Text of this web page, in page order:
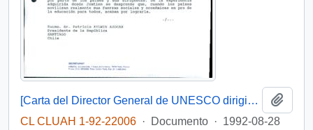
[Carta del Director General de UNESCO dirigida al Presidente Patricio Aylwin]
CL CLUAH 1-92-22006 · Documento · 1992-08-28